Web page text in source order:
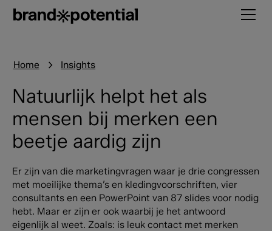
Home Insights
Natuurlijk helpt het als
mensen bij merken een
beetje aardig zijn
Er zijn van die marketingvragen waar je drie congressen
met moeilijke thema’s en kledingvoorschriften, vier
consultants en een PowerPoint van 87 slides voor nodig
hebt. Maar er zijn er ook waarbij je het antwoord
eigenlijk al weet. Zoals: is leuk contact met merken